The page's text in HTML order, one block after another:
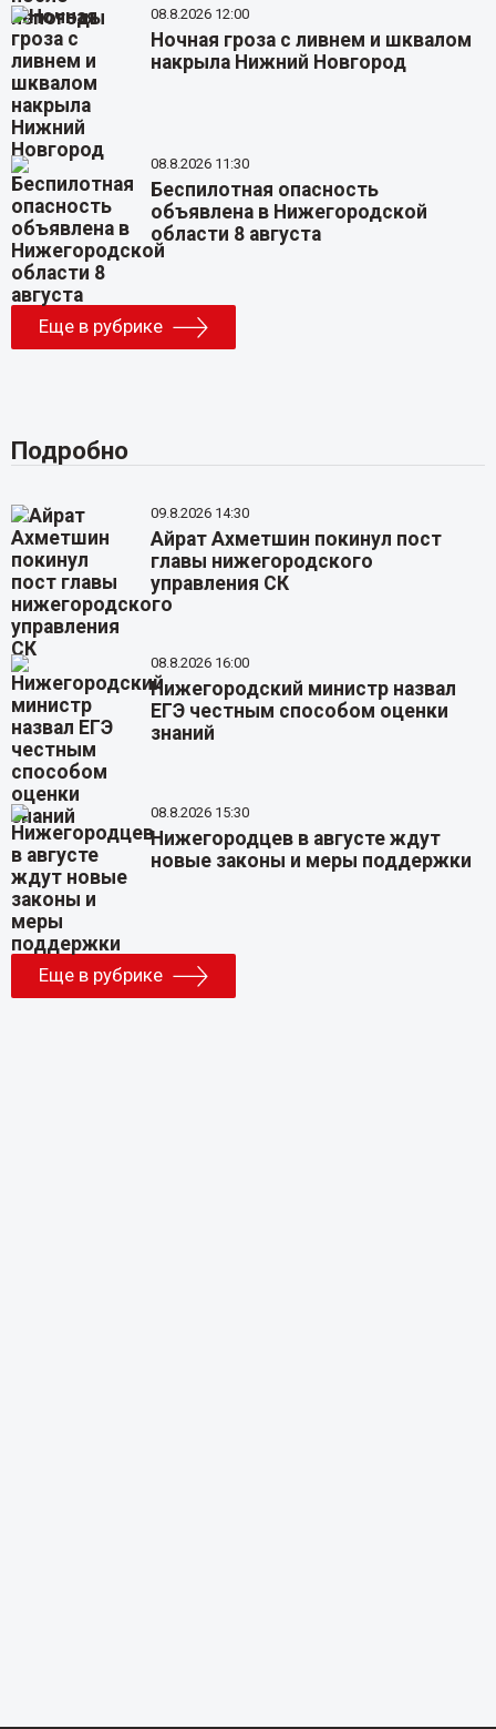
08.8.2026 12:00
Ночная гроза с ливнем и шквалом
накрыла Нижний Новгород
08.8.2026 11:30
Беспилотная опасность
объявлена в Нижегородской
области 8 августа
Еще в рубрике
Подробно
09.8.2026 14:30
Айрат Ахметшин покинул пост
главы нижегородского
управления СК
08.8.2026 16:00
Нижегородский министр назвал
ЕГЭ честным способом оценки
знаний
08.8.2026 15:30
Нижегородцев в августе ждут
новые законы и меры поддержки
Еще в рубрике